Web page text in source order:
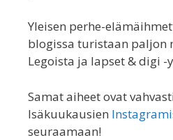
Yleisen perhe-
blogissa turistaan paljon
Legoista ja lapset & digi -
Samat aiheet ovat
Isäkuukausien
seuraamaan!